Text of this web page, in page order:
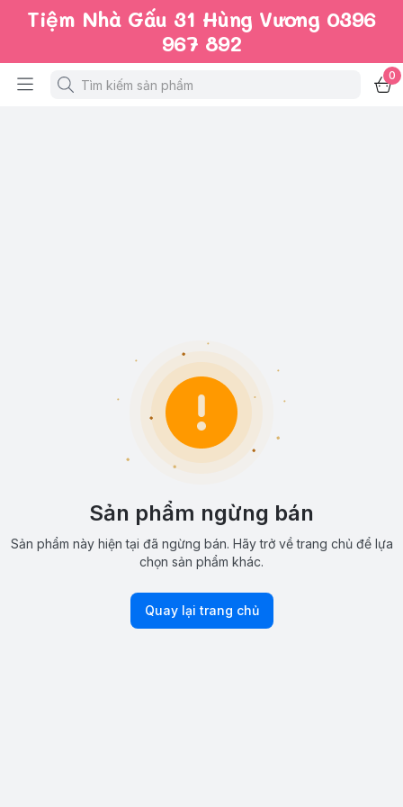
Tiệm Nhà Gấu 31 Hùng Vương 0396
967 892
0
Sản phẩm ngừng bán
Sản phẩm này hiện tại đã ngừng bán. Hãy trở về trang chủ để lựa
chọn sản phẩm khác.
Quay lại trang chủ